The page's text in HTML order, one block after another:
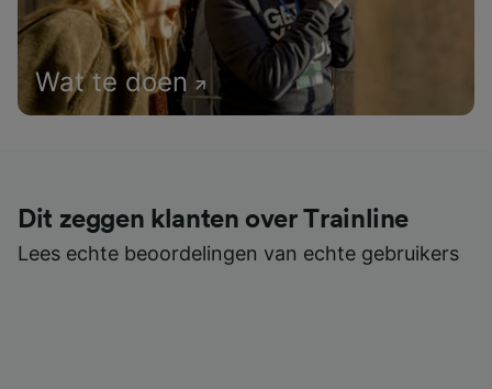
Wat te doen
Dit zeggen klanten over Trainline
Lees echte beoordelingen van echte gebruikers